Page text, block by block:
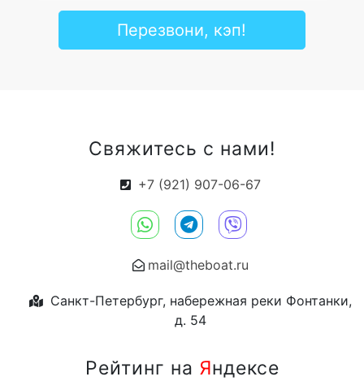
Перезвони, кэп!
Свяжитесь с нами!
+7 (921) 907-06-67
mail@theboat.ru
Санкт-Петербург, набережная реки Фонтанки,
д. 54
Рейтинг на Яндексе